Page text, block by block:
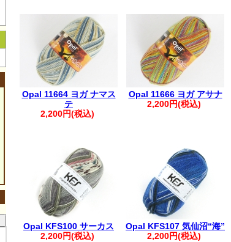
Opal 11664 ヨガ ナマス
テ
2,200円(税込)
Opal 11666 ヨガ アサナ
2,200円(税込)
Opal KFS100 サーカス
2,200円(税込)
Opal KFS107 気仙沼“海”
2,200円(税込)